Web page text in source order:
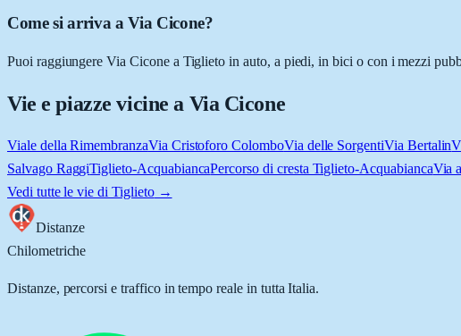
Come si arriva a Via Cicone?
Puoi raggiungere Via Cicone a Tiglieto in auto, a piedi, in bici o con i mezzi
Vie e piazze vicine a Via Cicone
Viale della RimembranzaVia Cristoforo ColomboVia delle SorgentiVia Bertalin
Salvago RaggiTiglieto-AcquabiancaPercorso di cresta Tiglieto-AcquabiancaVia
Vedi tutte le vie di Tiglieto→
Distanze
Chilometriche
Distanze, percorsi e traffico in tempo reale in tutta Italia.